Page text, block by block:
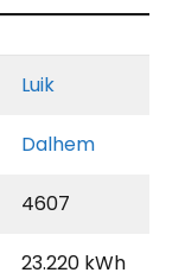
Luik
Dalhem
4607
23.220 kWh